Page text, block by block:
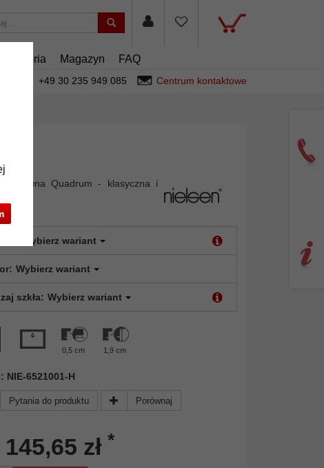
Akcesoria Magazyn FAQ
+49 30 235 949 085 Centrum kontaktowe
z drewna Quadrum - klasyczna i
Wybierz wariant
Wybierz wariant
szkła: Wybierz wariant
0,5 cm 1,9 cm
NIE-6521001-H
Pytania do produktu Porównaj
zł *